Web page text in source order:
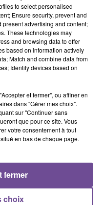
agent
(H/F). Vos
de travail, le traitement
en charge de relance
et la participation aux
est situé en Haute-
dès que possible.
: 169PVQW
to select personalised
Ensure security, prevent and
present advertising and content;
These technologies may
and browsing data to offer
based on information actively
Match and combine data from
Identify devices based on
et fermer", ou affiner en
dans "Gérer mes choix".
sur "Continuer sans
que pour ce site. Vous
votre consentement à tout
en bas de chaque page.
choix
fermer